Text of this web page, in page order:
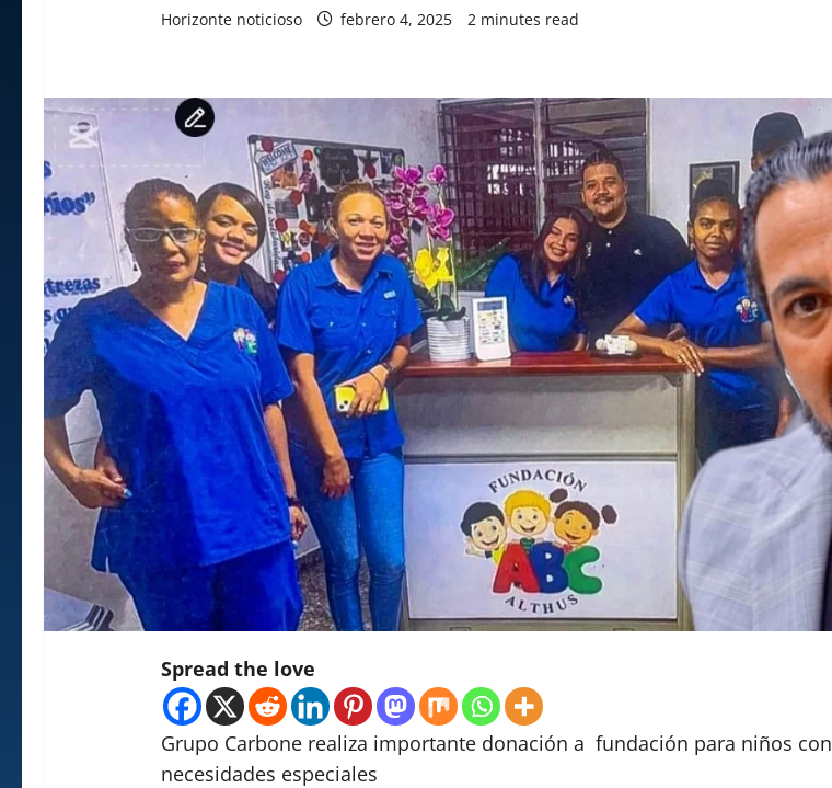
Horizonte noticioso febrero 4, 2025 2 minutes read
Spread the love
Grupo Carbone realiza importante donación a fundación para niños con
necesidades especiales